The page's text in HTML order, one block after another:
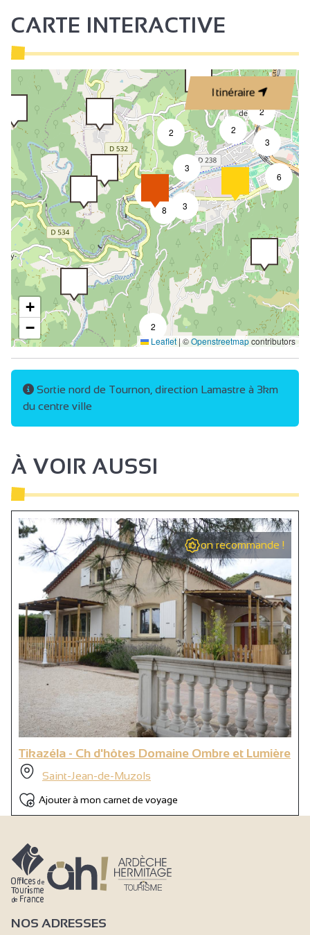
CARTE INTERACTIVE
Itinéraire
2
2
2
3
3
8
2
3
6
+
−
Leaflet | ©Openstreetmapcontributors
Sortie nord de Tournon, direction Lamastre à 3km
du centre ville
À VOIR AUSSI
on recommande !
Tikazéla - Ch d'hôtes Domaine Ombre et Lumière
Saint-Jean-de-Muzols
Ajouter à mon carnet de voyage
NOS ADRESSES